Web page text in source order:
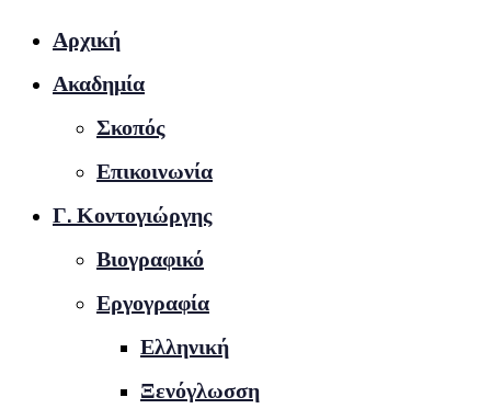
Αρχική
Ακαδημία
Σκοπός
Επικοινωνία
Γ. Κοντογιώργης
Βιογραφικό
Εργογραφία
Ελληνική
Ξενόγλωσση